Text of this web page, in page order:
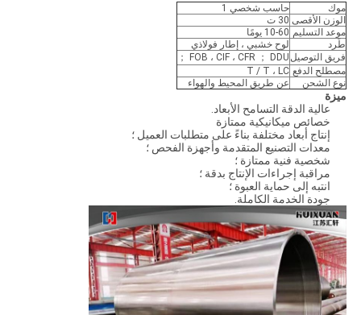
موك
حاسب شخصي 1
الوزن الأقصى 30 ت
موعد التسليم 10-60 يومًا
طَرد
لوح خشبي ، إطار فولاذي
فريق التوصيل FOB ، CIF ، CFR ； DDU ；
مصطلح الدفع T / T ، LC
نوع الشحن
عن طريق المحيط والهواء
ميزة
عالية الدقة التسامح الأبعاد.
خصائص ميكانيكية ممتازة
إنتاج أبعاد مختلفة بناءً على متطلبات العميل ؛
معدات التصنيع المتقدمة وأجهزة الفحص ؛
شخصية فنية ممتازة ؛
مراقبة إجراءات الإنتاج بدقة ؛
انتبه إلى حماية العبوة ؛
جودة الخدمة الكاملة.